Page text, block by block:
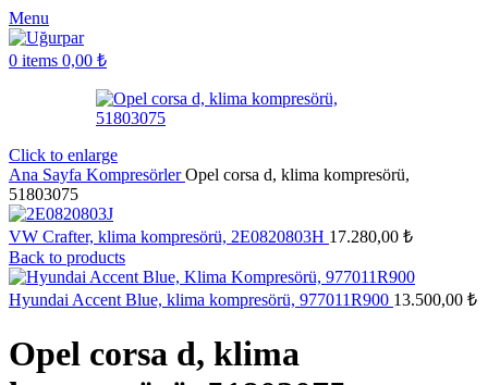
Menu
0 items 0,00 ₺
Click to enlarge
Ana Sayfa KompresörlerOpel corsa d, klima kompresörü,
51803075
VW Crafter, klima kompresörü, 2E0820803H 17.280,00 ₺
Back to products
Hyundai Accent Blue, klima kompresörü, 977011R900 13.500,00 ₺
Opel corsa d, klima